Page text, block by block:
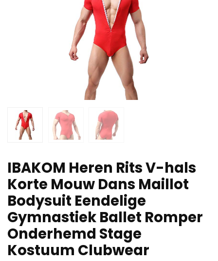
IBAKOM Heren Rits V-hals
Korte Mouw Dans Maillot
Bodysuit Eendelige
Gymnastiek Ballet Romper
Onderhemd Stage
Kostuum Clubwear